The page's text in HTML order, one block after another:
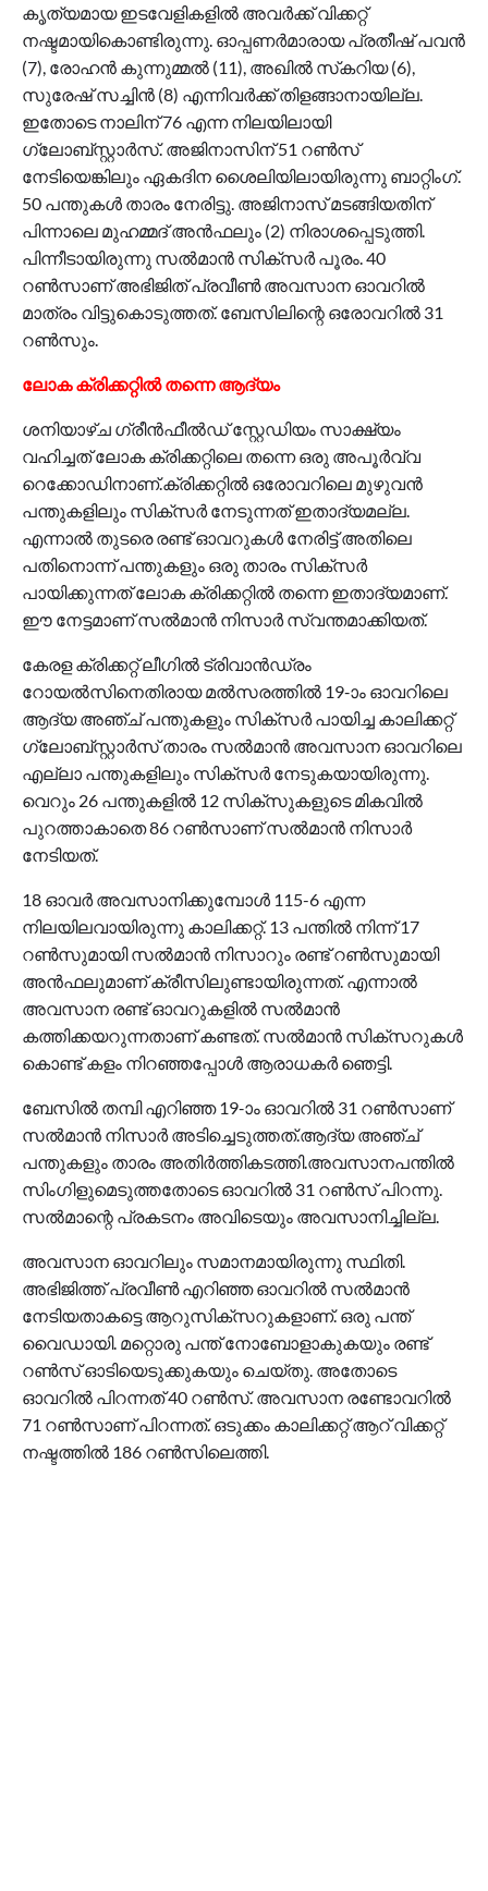
കൃത്യമായ ഇടവേളികളില്‍ അവര്‍ക്ക് വിക്കറ്റ്
നഷ്ടമായികൊണ്ടിരുന്നു. ഓപ്പണര്‍മാരായ പ്രതീഷ് പവന്‍
(7), രോഹന്‍ കുന്നുമ്മല്‍ (11), അഖില്‍ സ്‌കറിയ (6),
സുരേഷ് സച്ചിന്‍ (8) എന്നിവര്‍ക്ക് തിളങ്ങാനായില്ല.
ഇതോടെ നാലിന് 76 എന്ന നിലയിലായി
ഗ്ലോബ്സ്റ്റാര്‍സ്. അജിനാസിന് 51 റണ്‍സ്
നേടിയെങ്കിലും ഏകദിന ശൈലിയിലായിരുന്നു ബാറ്റിംഗ്.
50 പന്തുകള്‍ താരം നേരിട്ടു. അജിനാസ് മടങ്ങിയതിന്
പിന്നാലെ മുഹമ്മദ് അന്‍ഫലും (2) നിരാശപ്പെടുത്തി.
പിന്നീടായിരുന്നു സല്‍മാന്‍ സിക്‌സര്‍ പൂരം. 40
റണ്‍സാണ് അഭിജിത് പ്രവീണ്‍ അവസാന ഓവറില്‍
മാത്രം വിട്ടുകൊടുത്തത്. ബേസിലിന്റെ ഒരോവറില്‍ 31
റണ്‍സും.
ലോക ക്രിക്കറ്റില്‍ തന്നെ ആദ്യം
ശനിയാഴ്ച ഗ്രീന്‍ഫീല്‍ഡ് സ്റ്റേഡിയം സാക്ഷ്യം
വഹിച്ചത് ലോക ക്രിക്കറ്റിലെ തന്നെ ഒരു അപൂര്‍വ്വ
റെക്കോഡിനാണ്.ക്രിക്കറ്റില്‍ ഒരോവറിലെ മുഴുവന്‍
പന്തുകളിലും സിക്സര്‍ നേടുന്നത് ഇതാദ്യമല്ല.
എന്നാല്‍ തുടരെ രണ്ട് ഓവറുകള്‍ നേരിട്ട് അതിലെ
പതിനൊന്ന് പന്തുകളും ഒരു താരം സിക്സര്‍
പായിക്കുന്നത് ലോക ക്രിക്കറ്റില്‍ തന്നെ ഇതാദ്യമാണ്.
ഈ നേട്ടമാണ് സല്‍മാന്‍ നിസാര്‍ സ്വന്തമാക്കിയത്.
കേരള ക്രിക്കറ്റ് ലീഗില്‍ ട്രിവാന്‍ഡ്രം
റോയല്‍സിനെതിരായ മല്‍സരത്തില്‍ 19-ാം ഓവറിലെ
ആദ്യ അഞ്ച് പന്തുകളും സിക്സര്‍ പായിച്ച കാലിക്കറ്റ്
ഗ്ലോബ്സ്റ്റാര്‍സ് താരം സല്‍മാന്‍ അവസാന ഓവറിലെ
എല്ലാ പന്തുകളിലും സിക്സര്‍ നേടുകയായിരുന്നു.
വെറും 26 പന്തുകളില്‍ 12 സിക്സുകളുടെ മികവില്‍
പുറത്താകാതെ 86 റണ്‍സാണ് സല്‍മാന്‍ നിസാര്‍
നേടിയത്.
18 ഓവര്‍ അവസാനിക്കുമ്പോള്‍ 115-6 എന്ന
നിലയിലവായിരുന്നു കാലിക്കറ്റ്. 13 പന്തില്‍ നിന്ന് 17
റണ്‍സുമായി സല്‍മാന്‍ നിസാറും രണ്ട് റണ്‍സുമായി
അന്‍ഫലുമാണ് ക്രീസിലുണ്ടായിരുന്നത്. എന്നാല്‍
അവസാന രണ്ട് ഓവറുകളില്‍ സല്‍മാന്‍
കത്തിക്കയറുന്നതാണ് കണ്ടത്. സല്‍മാന്‍ സിക്‌സറുകള്‍
കൊണ്ട് കളം നിറഞ്ഞപ്പോള്‍ ആരാധകര്‍ ഞെട്ടി.
ബേസില്‍ തമ്പി എറിഞ്ഞ 19-ാം ഓവറില്‍ 31 റണ്‍സാണ്
സല്‍മാന്‍ നിസാര്‍ അടിച്ചെടുത്തത്.ആദ്യ അഞ്ച്
പന്തുകളും താരം അതിര്‍ത്തികടത്തി.അവസാനപന്തില്‍
സിംഗിളുമെടുത്തതോടെ ഓവറില്‍ 31 റണ്‍സ് പിറന്നു.
സല്‍മാന്റെ പ്രകടനം അവിടെയും അവസാനിച്ചില്ല.
അവസാന ഓവറിലും സമാനമായിരുന്നു സ്ഥിതി.
അഭിജിത്ത് പ്രവീണ്‍ എറിഞ്ഞ ഓവറില്‍ സല്‍മാന്‍
നേടിയതാകട്ടെ ആറുസിക്‌സറുകളാണ്. ഒരു പന്ത്
വൈഡായി. മറ്റൊരു പന്ത് നോബോളാകുകയും രണ്ട്
റണ്‍സ് ഓടിയെടുക്കുകയും ചെയ്തു. അതോടെ
ഓവറില്‍ പിറന്നത് 40 റണ്‍സ്. അവസാന രണ്ടോവറില്‍
71 റണ്‍സാണ് പിറന്നത്. ഒടുക്കം കാലിക്കറ്റ് ആറ് വിക്കറ്റ്
നഷ്ടത്തില്‍ 186 റണ്‍സിലെത്തി.